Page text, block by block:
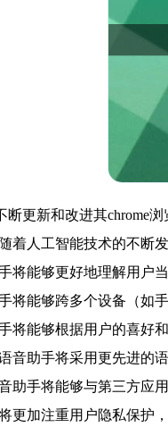
断更新和改进其chrome
着人工智能技术的不断
将能够更好地理解用户
将能够跨多个设备（如
将能够根据用户的喜好
音助手将采用更先进的
助手将能够与第三方应
更加注重用户隐私保护